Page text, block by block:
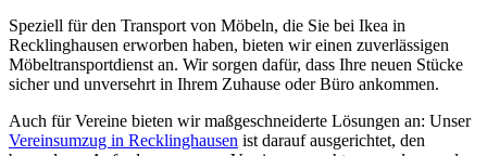
Speziell für den Transport von Möbeln, die Sie bei Ikea in
Recklinghausen erworben haben, bieten wir einen zuverlässigen
Möbeltransportdienst an. Wir sorgen dafür, dass Ihre neuen Stücke
sicher und unversehrt in Ihrem Zuhause oder Büro ankommen.
Auch für Vereine bieten wir maßgeschneiderte Lösungen an: Unser
Vereinsumzug in Recklinghausen ist darauf ausgerichtet, den